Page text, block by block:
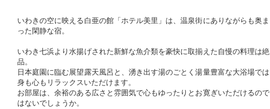
いわきの空に映える白亜の館「ホテル美里」は、温泉街にありながらも奥ま
った閑静な宿。
いわき七浜より水揚げされた新鮮な魚介類を豪快に取揃えた自慢の料理は絶
品。
日本庭園に臨む展望露天風呂と、湧き出す湯のごとく湯量豊富な大浴場では
身も心もリラックスいただけます。
お部屋は、余裕のある広さと雰囲気で心もゆったりとお寛ぎいただけるので
はないでしょうか。